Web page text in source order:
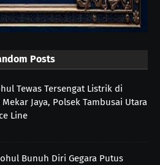
Posts
Tewas Tersengat Listrik di
Jaya, Polsek Tambusai Utara
Line
Bunuh Diri Gegara Putus